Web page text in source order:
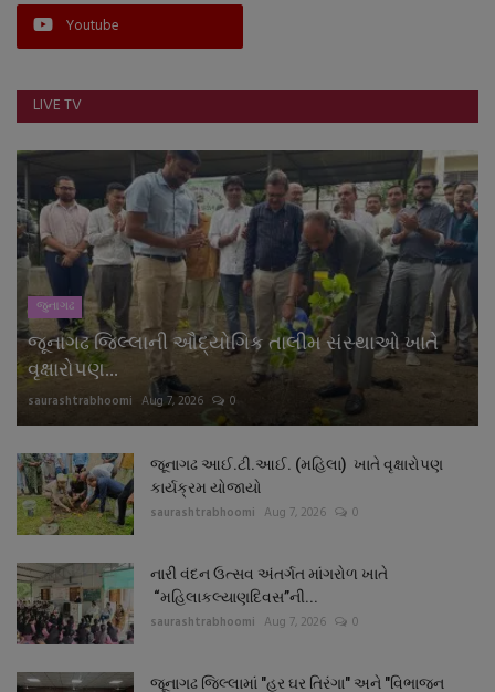
Youtube
LIVE TV
જુનાગઢ
જૂનાગઢ જિલ્લાની ઔદ્યોગિક તાલીમ સંસ્થાઓ ખાતે
વૃક્ષારોપણ...
saurashtrabhoomi Aug 7, 2026 0
જૂનાગઢ આઈ.ટી.આઈ. (મહિલા) ખાતે વૃક્ષારોપણ
કાર્યક્રમ યોજાયો
saurashtrabhoomi Aug 7, 2026 0
નારી વંદન ઉત્સવ અંતર્ગત માંગરોળ ખાતે
“મહિલાકલ્યાણદિવસ”ની...
saurashtrabhoomi Aug 7, 2026 0
જૂનાગઢ જિલ્લામાં "હર ઘર તિરંગા" અને "વિભાજન